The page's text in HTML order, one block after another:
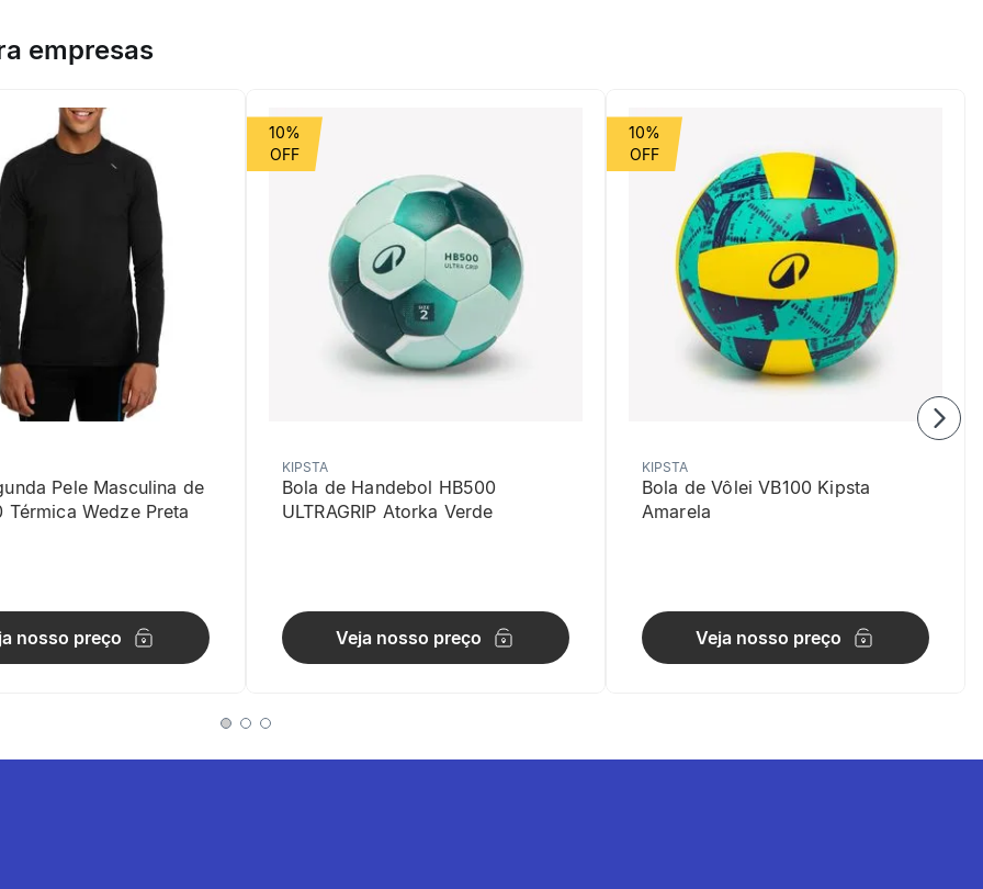
:Encosto reclinável e módulos integrados
empresas
Pele Masculina de
Térmica Wedze Preta
nosso preço
KIPSTA
Bola de Handebol HB500
ULTRAGRIP Atorka Verde
10%
Veja nosso preço
KIPSTA
Bola de Vôlei VB100 Kipsta
Amarela
10%
Veja nosso preço